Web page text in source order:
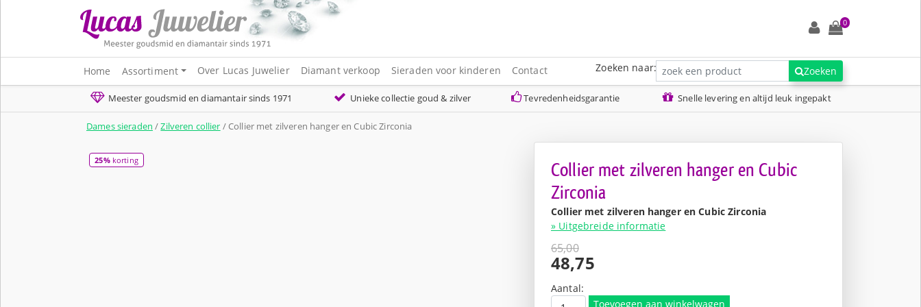
0
Home Assortiment Over Lucas Juwelier Diamant verkoop Sieraden voor kinderen Contact Zoeken naar: Zoeken
Meester goudsmid en diamantair sinds 1971 Unieke collectie goud & zilver Tevredenheidsgarantie Snelle levering en altijd leuk ingepakt
Dames sieraden /Zilveren collier / Collier met zilveren hanger en Cubic Zirconia
25%korting
Collier met zilveren hanger en Cubic
Zirconia
Collier met zilveren hanger en Cubic Zirconia
» Uitgebreide informatie
65,00
Oorspronkelijke
prijs
was:
48,75
Huidige
prijs
Aantal:
Toevoegen aan winkelwagen